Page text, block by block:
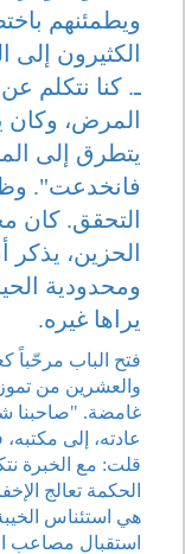
ويطمئنهم
الكثيرون
ـ. كنا نتكلم
المرض، وكان
يتطرق إلى
فانخدعت".
التحقق. كان
الحزين،
ومحدودية
يراها غيره.
فتح الباب مرحّباً
والعشرين من
غامضة. "صاحبنا
عادته، إلى
قلت: مع الخبرة
الحكمة تعالج
هي استئناس
استقبال مصاعب